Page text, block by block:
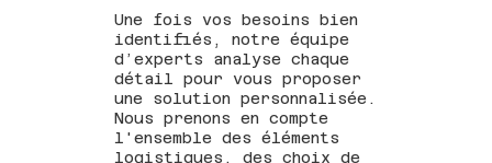
Une fois vos besoins bien
identifiés, notre équipe
d’experts analyse chaque
détail pour vous proposer
une solution personnalisée.
Nous prenons en compte
l'ensemble des éléments
logistiques, des choix de